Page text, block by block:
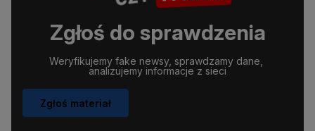
Zgłoś do sprawdzenia
Weryfikujemy fake newsy, sprawdzamy dane,
analizujemy informacje z sieci
Zgłoś materiał